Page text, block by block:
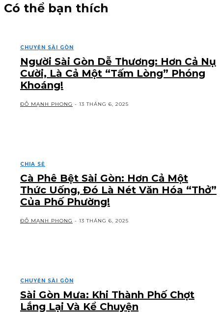
Có thể bạn thích
CHUYỆN SÀI GÒN
Người Sài Gòn Dễ Thương: Hơn Cả Nụ
Cười, Là Cả Một “Tấm Lòng” Phóng
Khoáng!
ĐỖ MẠNH PHONG - 13 THÁNG 6, 2025
CHIA SẺ
Cà Phê Bệt Sài Gòn: Hơn Cả Một
Thức Uống, Đó Là Nét Văn Hóa “Thở”
Của Phố Phường!
ĐỖ MẠNH PHONG - 13 THÁNG 6, 2025
CHUYỆN SÀI GÒN
Sài Gòn Mưa: Khi Thành Phố Chợt
Lắng Lại Và Kể Chuyện